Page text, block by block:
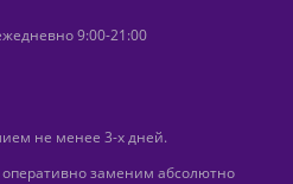
9:00-21:00
не менее 3-х дней.
заменим абсолютно